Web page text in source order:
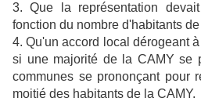
3. Que la représentation
fonction du nombre d'habitants
4. Qu'un accord local dérogeant
si une majorité de la CAMY se
communes se prononçant pour
moitié des habitants de la CAMY.